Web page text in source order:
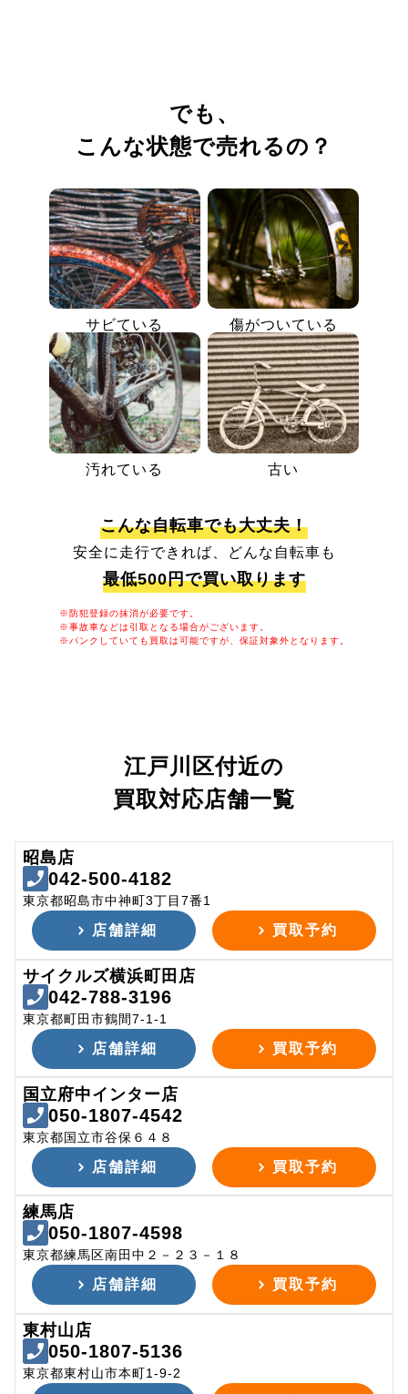
でも、
こんな状態で売れるの？
サビている 傷がついている
汚れている 古い
こんな自転車でも大丈夫！
安全に走行できれば、どんな自転車も
最低500円で買い取ります
※防犯登録の抹消が必要です。
※事故車などは引取となる場合がございます。
※パンクしていても買取は可能ですが、保証対象外となります。
江戸川区付近の
買取対応店舗一覧
昭島店
042-500-4182
東京都昭島市中神町3丁目7番1
店舗詳細 買取予約
サイクルズ横浜町田店
042-788-3196
東京都町田市鶴間7-1-1
店舗詳細 買取予約
国立府中インター店
050-1807-4542
東京都国立市谷保６４８
店舗詳細 買取予約
練馬店
050-1807-4598
東京都練馬区南田中２－２３－１８
店舗詳細 買取予約
東村山店
050-1807-5136
東京都東村山市本町1-9-2